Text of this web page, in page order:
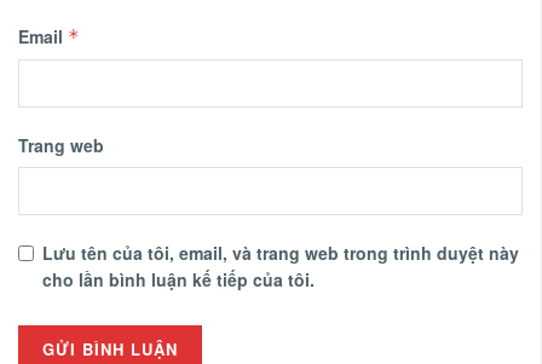
Email *
Trang web
Lưu tên của tôi, email, và trang web trong trình duyệt này
cho lần bình luận kế tiếp của tôi.